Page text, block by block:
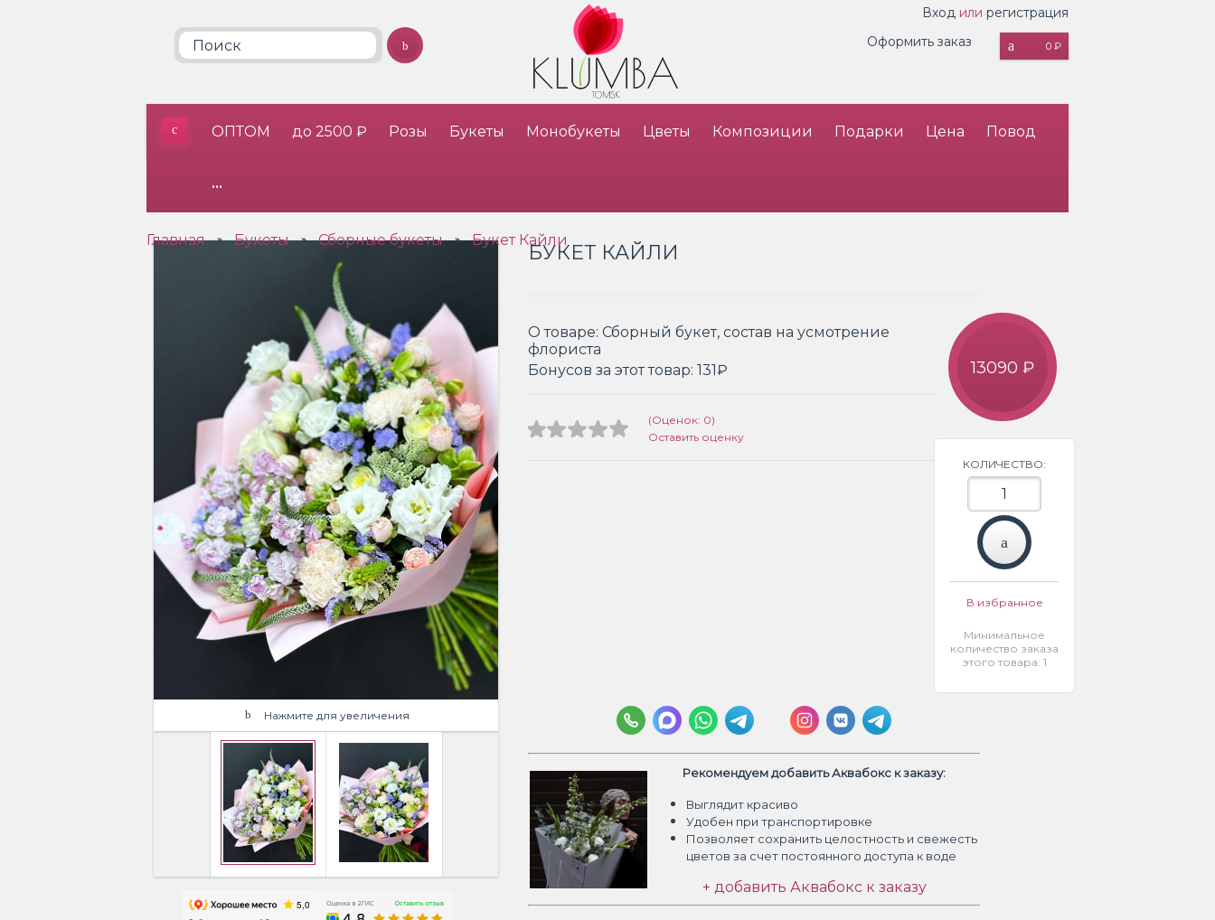
Вход или регистрация
0 ₽
Оформить заказ
ОПТОМ до 2500 ₽ Розы Букеты Монобукеты Цветы Композиции Подарки Цена Повод
•••
Главная » Букеты » Сборные букеты » Букет Кайли
Нажмите для увеличения
БУКЕТ КАЙЛИ
О товаре: Сборный букет, состав на усмотрение
флориста
Бонусов за этот товар: 131₽
(Оценок: 0)
Оставить оценку
13090 ₽
КОЛИЧЕСТВО:
В избранное
Минимальное
количество заказа
этого товара: 1
Рекомендуем добавить Аквабокс к заказу:
Выглядит красиво
Удобен при транспортировке
Позволяет сохранить целостность и свежесть
цветов за счет постоянного доступа к воде
+ добавить Аквабокс к заказу